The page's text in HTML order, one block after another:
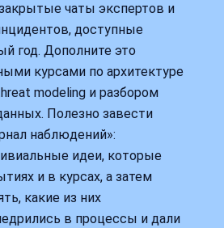
чаты экспертов и
доступные
год. Дополните это
курсами по архитектуре
modeling и разбором
Полезно завести
наблюдений»:
идеи, которые
и в курсах, а затем
какие из них
в процессы и дали